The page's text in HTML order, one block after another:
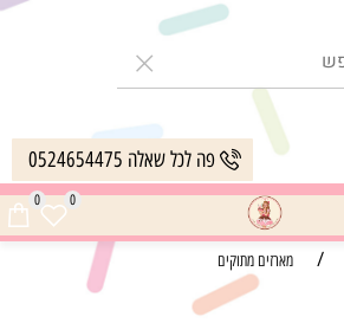
פה לכל שאלה 0524654475
0 0
/ מארזים מתוקים